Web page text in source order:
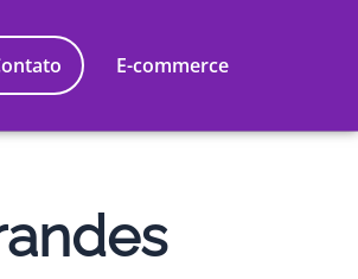
E-commerce